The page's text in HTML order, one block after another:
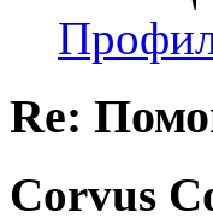
Re:
Corvus